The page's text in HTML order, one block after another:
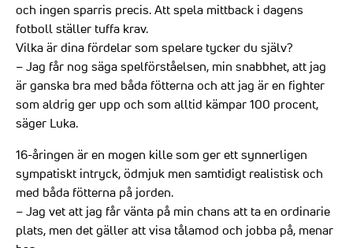
och ingen sparris precis. Att spela mittback i dagens
fotboll ställer tuffa krav.
Vilka är dina fördelar som spelare tycker du själv?
– Jag får nog säga spelförståelsen, min snabbhet, att jag
är ganska bra med båda fötterna och att jag är en fighter
som aldrig ger upp och som alltid kämpar 100 procent,
säger Luka.
16-åringen är en mogen kille som ger ett synnerligen
sympatiskt intryck, ödmjuk men samtidigt realistisk och
med båda fötterna på jorden.
– Jag vet att jag får vänta på min chans att ta en ordinarie
plats, men det gäller att visa tålamod och jobba på, menar